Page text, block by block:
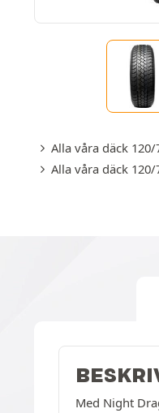
Alla våra däck 120/
Alla våra däck 120/
Med Night